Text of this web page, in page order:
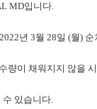
MD입니다.
년 3월 28일 (월)
이 채워지지 않을
수 있습니다.